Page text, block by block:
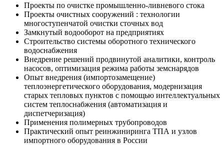
Проекты по очистке промышленно-ливневого стока
Проекты очистных сооружений : технологии
многоступенчатой очистки сточных вод
Замкнутый водооборот на предприятиях
Строительство системы оборотного технического
водоснабжения
Внедрение решений продвинутой аналитики, контроль
насосов, оптимизация режима работы земснарядов
Опыт внедрения (импортозамещение)
теплоэнергетического оборудования, модернизация
старых тепловых пунктов с помощью интеллектуальных
систем теплоснабжения (автоматизация и
диспетчеризация)
Применения полимерных трубопроводов
Практический опыт реинжиниринга ТПА и узлов
импортного оборудования в России